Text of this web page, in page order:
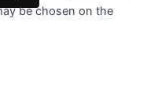
be chosen on the